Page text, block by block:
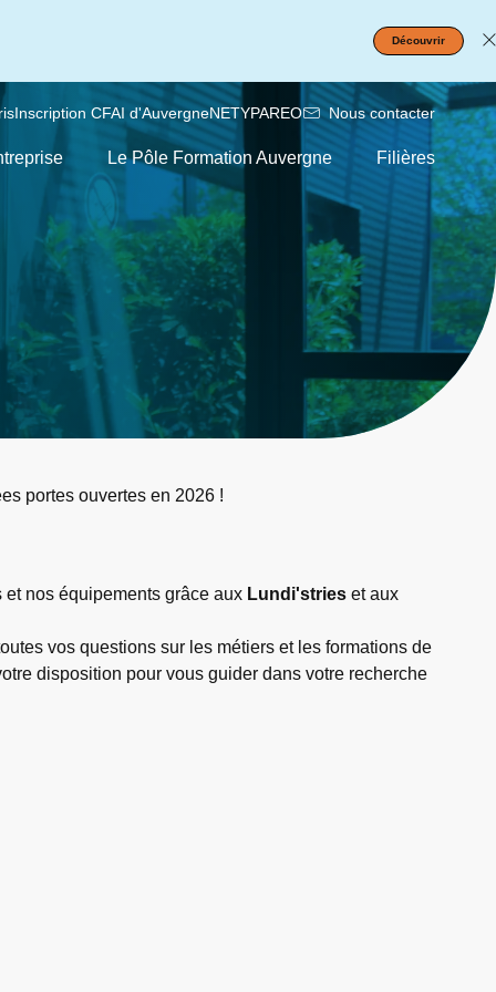
Découvrir
Inscription CFAI d'AuvergneNETYPAREO Nous contacter
Le Pôle Formation Auvergne Filières
portes ouvertes en 2026 !
nos équipements grâce aux Lundi'stries et aux
vos questions sur les métiers et les formations de
disposition pour vous guider dans votre recherche